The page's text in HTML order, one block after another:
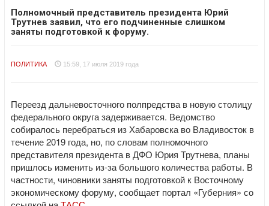
Полномочный представитель президента Юрий
Трутнев заявил, что его подчиненные слишком
заняты подготовкой к форуму.
ПОЛИТИКА 15:59, 17 июля 2019 года
Переезд дальневосточного полпредства в новую столицу
федерального округа задерживается. Ведомство
собиралось перебраться из Хабаровска во Владивосток в
течение 2019 года, но, по словам полномочного
представителя президента в ДФО Юрия Трутнева, планы
пришлось изменить из-за большого количества работы. В
частности, чиновники заняты подготовкой к Восточному
экономическому форуму, сообщает портал «Губерния» со